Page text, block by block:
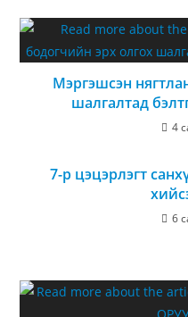
Мэргэшсэн
шалгалтад
4
7-р цэцэрлэгт
6